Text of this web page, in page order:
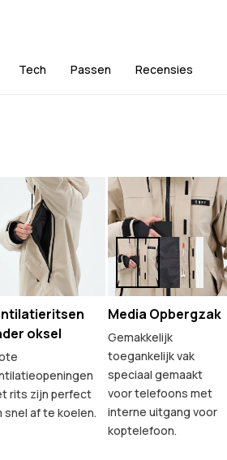
Tech Passen Recensies
oksel
rits zijn perfect
snel af te koelen.
Media Opbergzak
Gemakkelijk
toegankelijk vak
speciaal gemaakt
voor telefoons met
interne uitgang voor
koptelefoon.